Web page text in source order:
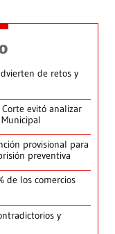
de retos y
evitó analizar
provisional para
preventiva
de los comercios
y